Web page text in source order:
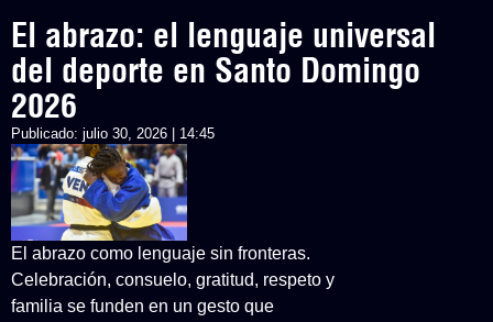
El abrazo: el lenguaje universal
del deporte en Santo Domingo
2026
Publicado: julio 30, 2026 | 14:45
El abrazo como lenguaje sin fronteras.
Celebración, consuelo, gratitud, respeto y
familia se funden en un gesto que